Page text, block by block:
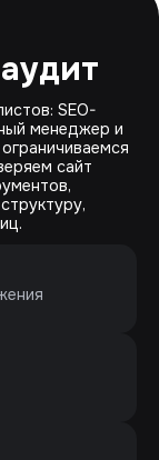
SEO-
менеджер и
сайт